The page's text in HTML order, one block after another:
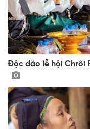
Độc đáo lễ hội Chrôi